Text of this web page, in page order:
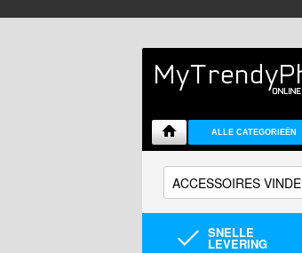
ALLE CATEGORIEËN
SNELLE
LEVERING